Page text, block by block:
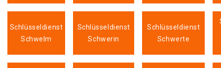
Schlüsseldienst
Schwelm
Schlüsseldienst
Schwerin
Schlüsseldienst
Schwerte